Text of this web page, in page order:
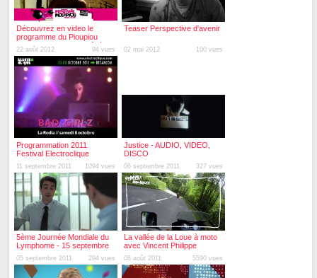
Découvrez en video le
programme du Pioupiou
Festival - 23 au 26 août à
Besançon et Pelousey
22 août 2012 94 vues
Teaser Perspective d'avenir
02 mai 2012 100 vues
Programmation 2011
Festival Electroclique
11 septembre 2011 1094 vues
Justice - AUDIO, VIDEO,
DISCO
06 septembre 2011 327 vues
5ème Journée Mondiale du
Lymphome - 15 septembre
2011
05 septembre 2011 294 vues
La vallée de la Loue à moto
avec Vincent Philippe
08 août 2011 5590 vues